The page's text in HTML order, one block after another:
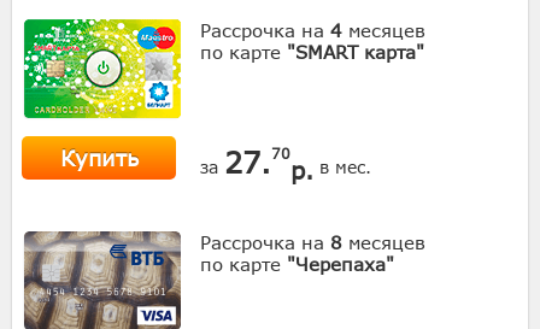
Рассрочка на 4 месяцев
по карте "SMART карта"
Купить за 27. 70
р. в мес.
Рассрочка на 8 месяцев
по карте "Черепаха"